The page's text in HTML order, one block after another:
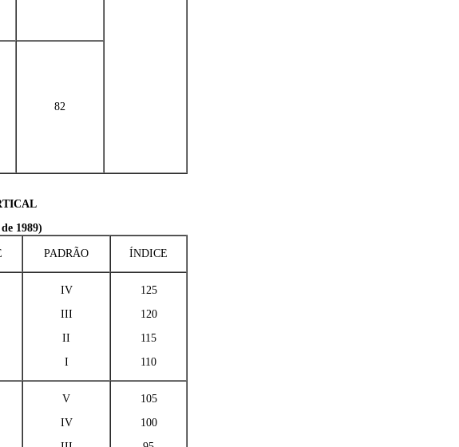
82
1989)
PADRÃO ÍNDICE
IV
III
II
I
125
120
115
110
V
IV
105
100